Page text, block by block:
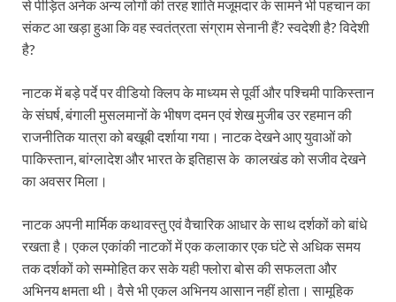
से पीड़ित अनेक अन्य लोगों की तरह शांति मजूमदार के सामने भी पहचान का
संकट आ खड़ा हुआ कि वह स्वतंत्रता संग्राम सेनानी हैं? स्वदेशी है? विदेशी
है?
नाटक में बड़े पर्दे पर वीडियो क्लिप के माध्यम से पूर्वी और पश्चिमी पाकिस्तान
के संघर्ष, बंगाली मुसलमानों के भीषण दमन एवं शेख मुजीब उर रहमान की
राजनीतिक यात्रा को बखूबी दर्शाया गया। नाटक देखने आए युवाओं को
पाकिस्तान, बांग्लादेश और भारत के इतिहास के कालखंड को सजीव देखने
का अवसर मिला।
नाटक अपनी मार्मिक कथावस्तु एवं वैचारिक आधार के साथ दर्शकों को बांधे
रखता है। एकल एकांकी नाटकों में एक कलाकार एक घंटे से अधिक समय
तक दर्शकों को सम्मोहित कर सके यही फ्लोरा बोस की सफलता और
अभिनय क्षमता थी। वैसे भी एकल अभिनय आसान नहीं होता। सामूहिक